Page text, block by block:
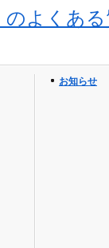
のよくあ
お知らせ